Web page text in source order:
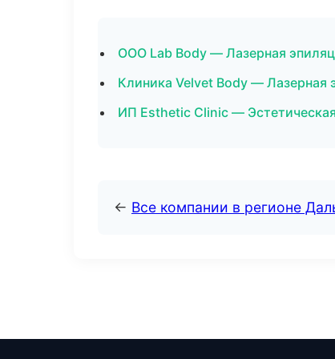
ООО Lab Body — Лазерная
Клиника Velvet Body —
ИП Esthetic Clinic —
← Все компании в регионе